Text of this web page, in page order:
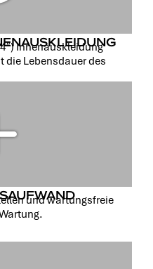
Innenauskleidung
die Lebensdauer des
und wartungsfreie